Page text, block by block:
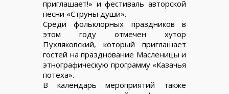
приглашает!» и фестиваль авторской
песни «Струны души».
Среди фольклорных праздников в
этом году отмечен хутор
Пухляковский, который приглашает
гостей на празднование Масленицы и
этнографическую программу «Казачья
потеха».
В календарь мероприятий также